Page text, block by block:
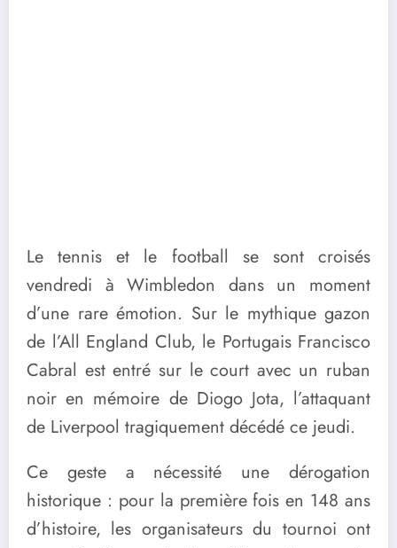
Le tennis et le football se sont croisés
vendredi à Wimbledon dans un moment
d’une rare émotion. Sur le mythique gazon
de l’All England Club, le Portugais Francisco
Cabral est entré sur le court avec un ruban
noir en mémoire de Diogo Jota, l’attaquant
de Liverpool tragiquement décédé ce jeudi.
Ce geste a nécessité une dérogation
historique : pour la première fois en 148 ans
d’histoire, les organisateurs du tournoi ont